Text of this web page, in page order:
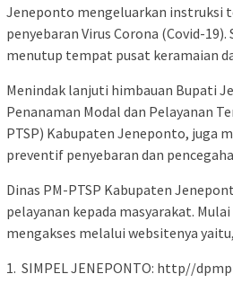
Jeneponto mengeluarkan instruksi
penyebaran Virus Corona (Covid-19).
menutup tempat pusat keramaian
Menindak lanjuti himbauan Bupati
Penanaman Modal dan Pelayanan
PTSP) Kabupaten Jeneponto, juga
preventif penyebaran dan
Dinas PM-PTSP Kabupaten
pelayanan kepada masyarakat.
mengakses melalui websitenya yaitu,
1. SIMPEL JENEPONTO: http//